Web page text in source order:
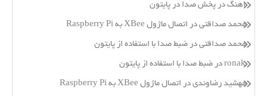
اهنگ در پخش صدا در پایتون
محمد صداقتی در اتصال ماژول XBee به Raspberry Pi
محمد صداقتی در ضبط صدا با استفاده از پایتون
ronak در ضبط صدا با استفاده از پایتون
مهشید رضاوندی در اتصال ماژول XBee به Raspberry Pi